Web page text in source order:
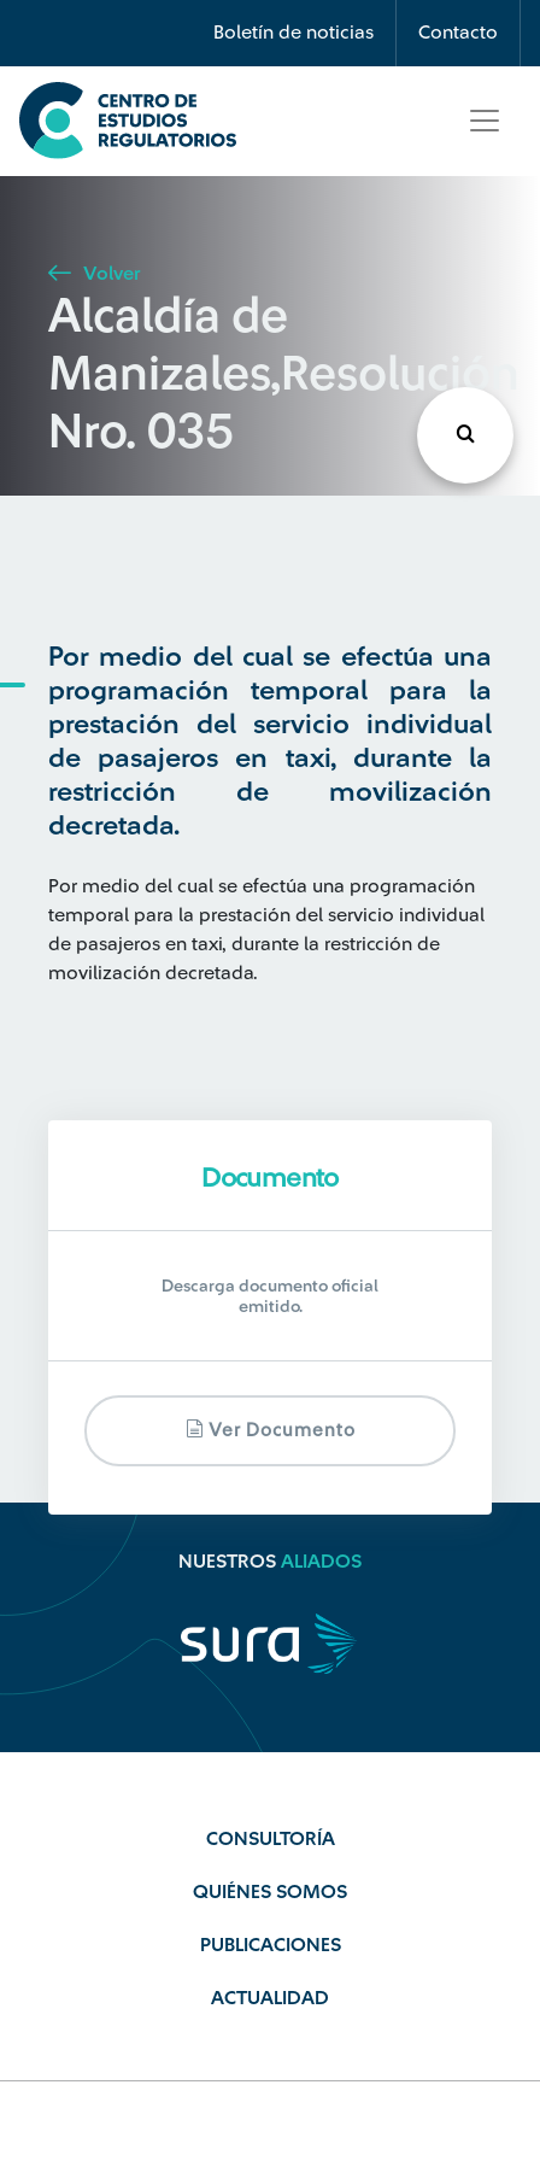
Boletín de noticias Contacto
Búsqueda
Seleccione país
Buscar
Volver
Alcaldía de
Manizales,Resolución
Nro. 035
Por medio del cual se efectúa una
programación temporal para la
prestación del servicio individual
de pasajeros en taxi, durante la
restricción de movilización
decretada.
Por medio del cual se efectúa una programación
temporal para la prestación del servicio individual
de pasajeros en taxi, durante la restricción de
movilización decretada.
Documento
Descarga documento oficial
emitido.
Ver Documento
NUESTROS ALIADOS
CONSULTORÍA
QUIÉNES SOMOS
PUBLICACIONES
ACTUALIDAD